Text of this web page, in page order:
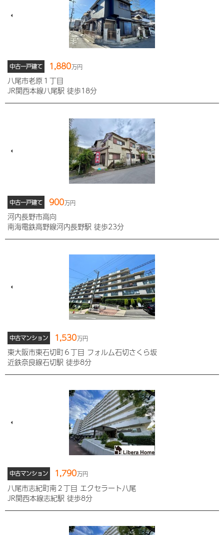
中古一戸建て 1,880万円
八尾市老原１丁目
JR関西本線八尾駅 徒歩18分
中古一戸建て 900万円
河内長野市高向
南海電鉄高野線河内長野駅 徒歩23分
中古マンション 1,530万円
東大阪市東石切町６丁目 フォルム石切さくら坂
近鉄奈良線石切駅 徒歩8分
中古マンション 1,790万円
八尾市志紀町南２丁目 エクセラート八尾
JR関西本線志紀駅 徒歩8分